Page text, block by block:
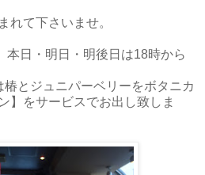
れて下さいませ。
本日・明日・明後日は18時から
とジュニパーベリーをボタニカ
】をサービスでお出し致しま